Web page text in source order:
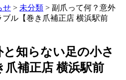
せ > 未分類 > 副爪って何？意外
ル【巻き爪補正店 横浜駅前
知らない足の小さ
補正店 横浜駅前